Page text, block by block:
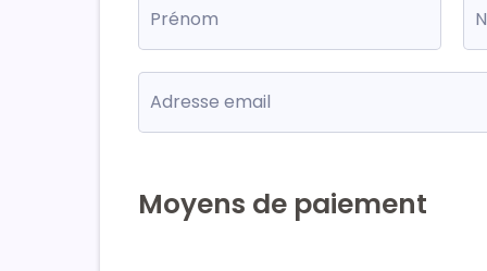
Moyens de paiement